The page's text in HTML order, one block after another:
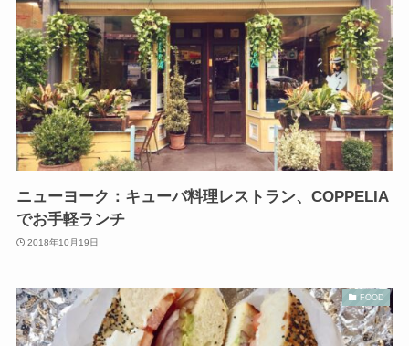
ニューヨーク：キューバ料理レストラン、COPPELIA
でお手軽ランチ
2018年10月19日
FOOD